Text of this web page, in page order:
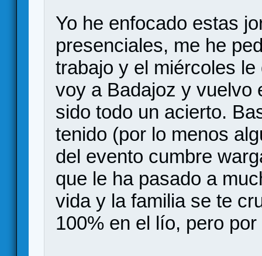
Yo he enfocado estas
presenciales, me he
trabajo y el miércoles
voy a Badajoz y vuelvo
sido todo un acierto.
tenido (por lo menos
del evento cumbre
que le ha pasado a
vida y la familia se te
100% en el lío, pero